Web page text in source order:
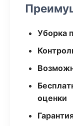
Уборка
оценки